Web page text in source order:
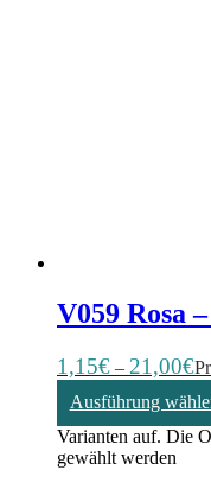
V059 Rosa
1,15€ – 21,00€
Ausführung
Varianten auf. Die
gewählt werden